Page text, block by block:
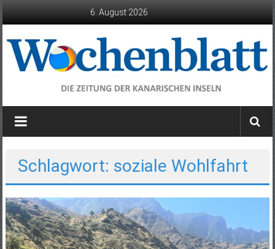
6. August 2026
Wochenblatt
die
Kanarischen
Inseln
Schlagwort: soziale Wohlfahrt